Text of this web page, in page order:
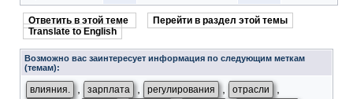
Ответить в этой теме
Перейти в раздел этой темы
Translate to English
Возможно вас заинтересует информация по следующим меткам
(темам):
влияния. зарплата регулирования отрасли